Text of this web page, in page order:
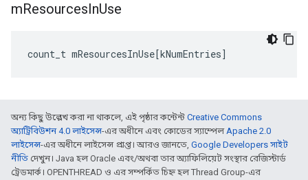
mResourcesInUse
count_t mResourcesInUse[kNumEntries]
অন্য কিছু উল্লেখ করা না থাকলে, এই পৃষ্ঠার কন্টেন্ট Creative Commons
অ্যাট্রিবিউশন 4.0 লাইসেন্স-এর অধীনে এবং কোডের স্যাম্পেলApache 2.0
লাইসেন্স-এর অধীনে লাইসেন্স প্রাপ্ত। আরও জানতে, Google Developers সাইট
নীতি দেখুন। Java হল Oracle এবং/অথবা তার অ্যাফিলিয়েট সংস্থার রেজিস্টার্ড
ট্রেডমার্ক। OPENTHREAD ও এর সম্পর্কিত চিহ্ন হল Thread Group-এর